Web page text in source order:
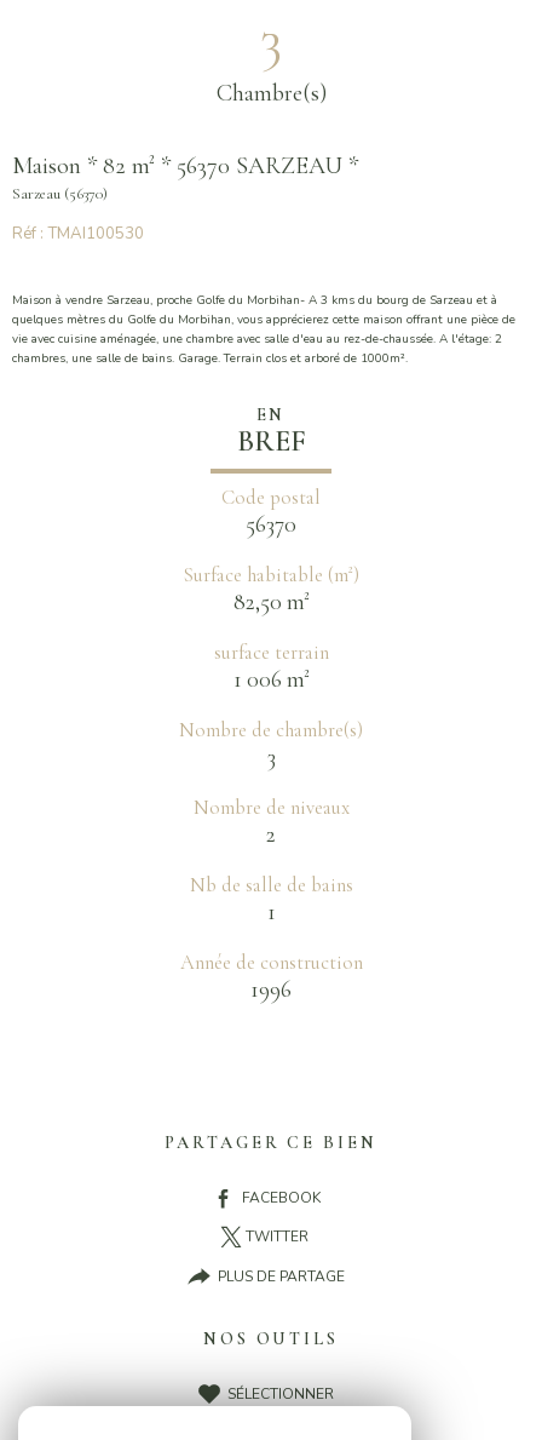
3
Chambre(s)
Maison * 82 m² * 56370 SARZEAU *
Sarzeau (56370)
Réf : TMAI100530
Maison à vendre Sarzeau, proche Golfe du Morbihan- A 3 kms du bourg de Sarzeau et à
quelques mètres du Golfe du Morbihan, vous apprécierez cette maison offrant une pièce de
vie avec cuisine aménagée, une chambre avec salle d'eau au rez-de-chaussée. A l'étage: 2
chambres, une salle de bains. Garage. Terrain clos et arboré de 1000m².
EN
BREF
Code postal
56370
Surface habitable (m²)
82,50 m²
surface terrain
1 006 m²
Nombre de chambre(s)
3
Nombre de niveaux
2
Nb de salle de bains
1
Année de construction
1996
PARTAGER CE BIEN
FACEBOOK
TWITTER
PLUS DE PARTAGE
NOS OUTILS
SÉLECTIONNER